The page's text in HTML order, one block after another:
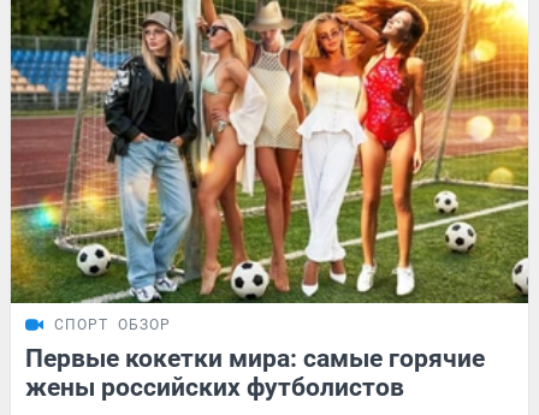
СПОРТ ОБЗОР
Первые кокетки мира: самые горячие
жены российских футболистов